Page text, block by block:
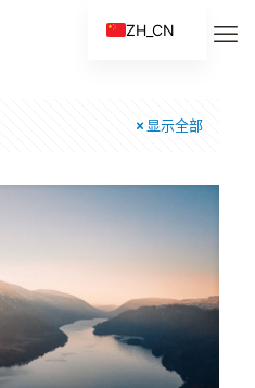
显示全部
ZH_CN